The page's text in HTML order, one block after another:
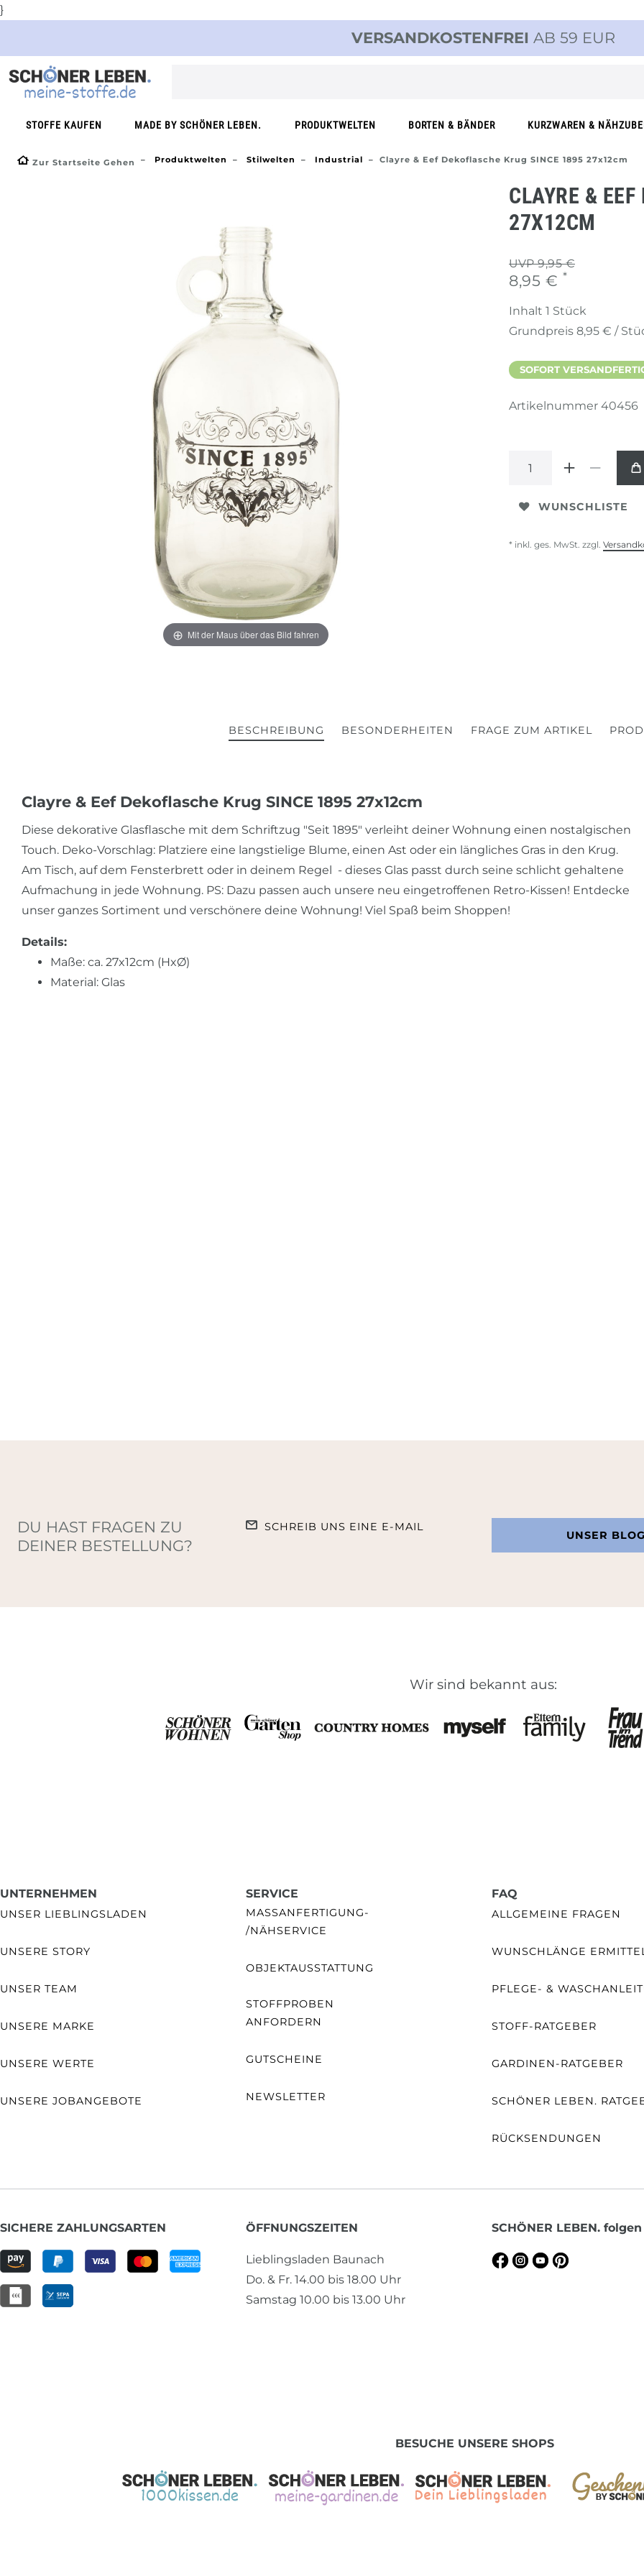
}
VERSANDKOSTENFREI AB 59 EUR
STOFFE KAUFEN MADE BY SCHÖNER LEBEN. PRODUKTWELTEN BORTEN & BÄNDER KURZWAREN &
Zur Startseite Gehen Produktwelten Stilwelten Industrial Clayre & Eef Dekoflasche Krug SINCE 1895 27x12cm
Mit der Maus über das Bild fahren
CLAYRE &
27X12CM
UVP 9,95 €
8,95 € *
Inhalt 1 Stück
Grundpreis 8,95 € /
SOFORT
Artikelnummer 40456
WUNSCHLISTE
* inkl. ges. MwSt. zzgl.
BESCHREIBUNG BESONDERHEITEN FRAGE ZUM ARTIKEL
Clayre & Eef Dekoflasche Krug SINCE 1895 27x12cm
Diese dekorative Glasflasche mit dem Schriftzug "Seit 1895" verleiht deiner Wohnung einen nostalgischen
Touch. Deko-Vorschlag: Platziere eine langstielige Blume, einen Ast oder ein längliches Gras in den Krug.
Am Tisch, auf dem Fensterbrett oder in deinem Regel - dieses Glas passt durch seine schlicht gehaltene
Aufmachung in jede Wohnung. PS: Dazu passen auch unsere neu eingetroffenen Retro-Kissen! Entdecke
unser ganzes Sortiment und verschönere deine Wohnung! Viel Spaß beim Shoppen!
Details:
Maße: ca. 27x12cm (HxØ)
Material: Glas
DU HAST FRAGEN ZU
DEINER BESTELLUNG?
SCHREIB UNS EINE E-MAIL
UNSER BLOG
Wir sind bekannt aus:
UNTERNEHMEN
UNSER LIEBLINGSLADEN
UNSERE STORY
UNSER TEAM
UNSERE MARKE
UNSERE WERTE
UNSERE JOBANGEBOTE
SERVICE
MASSANFERTIGUNG- /
NÄHSERVICE
OBJEKTAUSSTATTUNG
STOFFPROBEN
ANFORDERN
GUTSCHEINE
NEWSLETTER
FAQ
ALLGEMEINE FRAGEN
WUNSCHLÄNGE
PFLEGE- &
STOFF-RATGEBER
GARDINEN-RATGEBER
SCHÖNER LEBEN.
RÜCKSENDUNGEN
SICHERE ZAHLUNGSARTEN ÖFFNUNGSZEITEN
Lieblingsladen Baunach
Do. & Fr. 14.00 bis 18.00 Uhr
Samstag 10.00 bis 13.00 Uhr
SCHÖNER LEBEN. folgen
BESUCHE UNSERE SHOPS